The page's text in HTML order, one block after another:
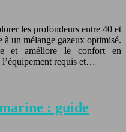
les profondeurs entre 40 et
à un mélange gazeux optimisé.
et améliore le confort en
requis et…
: guide